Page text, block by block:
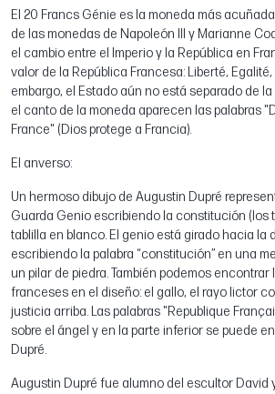
El 20 Francs Génie es la moneda más
de las monedas de Napoleón III y Marianne
el cambio entre el Imperio y la República en
valor de la República Francesa: Liberté, Egalité,
embargo, el Estado aún no está separado de
el canto de la moneda aparecen las palabras
France" (Dios protege a Francia).
El anverso:
Un hermoso dibujo de Augustin Dupré
Guarda Genio escribiendo la constitución (los
tablilla en blanco. El genio está girado hacia la
escribiendo la palabra “constitución” en una
un pilar de piedra. También podemos encontrar
franceses en el diseño: el gallo, el rayo lictor
justicia arriba. Las palabras "Republique
sobre el ángel y en la parte inferior se puede
Dupré.
Augustin Dupré fue alumno del escultor David